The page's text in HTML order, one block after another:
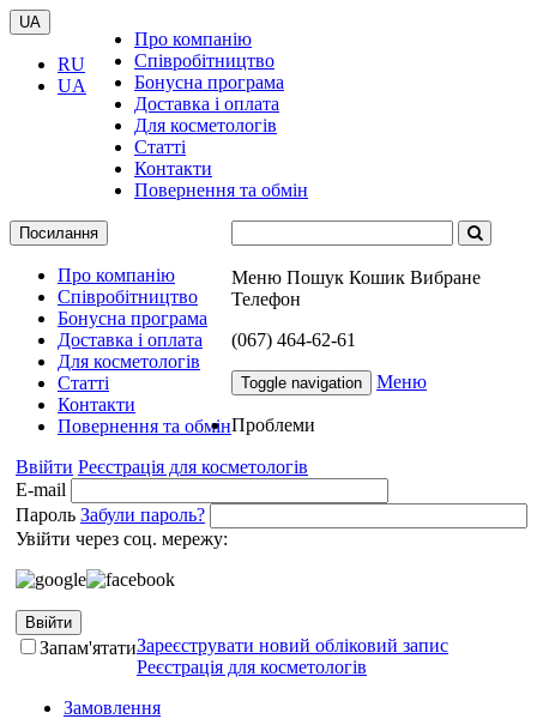
UA
RU
UA
Про компанію
Співробітництво
Бонусна програма
Доставка і оплата
Для косметологів
Статті
Контакти
Повернення та обмін
Посилання
Про компанію
Співробітництво
Бонусна програма
Доставка і оплата
Для косметологів
Статті
Контакти
Повернення та обмін
Ввійти Реєстрація для косметологів
E-mail
Пароль Забули пароль?
Увійти через соц. мережу:
Ввійти
Запам'ятатиЗареєструвати новий обліковий запис
Реєстрація для косметологів
Замовлення
Меню Пошук Кошик Вибране
Телефон
(067) 464-62-61
Toggle navigation Меню
Проблеми